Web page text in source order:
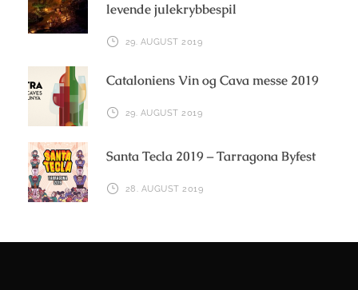
levende julekrybbespil
29. AUGUST 2019
Cataloniens Vin og Cava messe 2019
29. AUGUST 2019
Santa Tecla 2019 – Tarragona Byfest
28. AUGUST 2019